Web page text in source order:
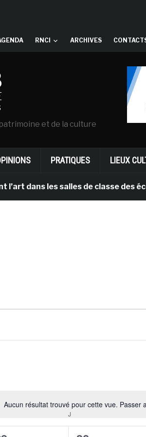
RNCI ARCHIVES
et de la culture
PRATIQUES LIEUX
dans les salles de classe des
Notice
Aucun résultat trouvé pour cette vue. Passer
J